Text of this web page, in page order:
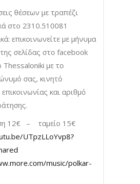
θέσεων με τραπέζι
στο 2310.510081
επικοινωνείτε με μήνυμα
σελίδας στο facebook
Thessaloniki με το
σας, κινητό
και αριθμό
12€ – ταμείο 15€
UTpzLLoYvp8?
music/polkar-